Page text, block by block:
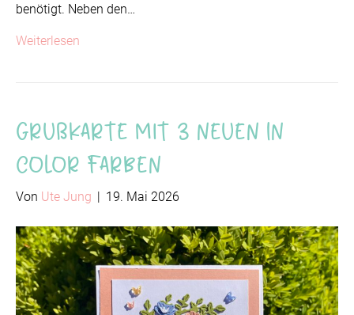
benötigt. Neben den…
Weiterlesen
Grußkarte mit 3 neuen In
Color Farben
Von Ute Jung | 19. Mai 2026